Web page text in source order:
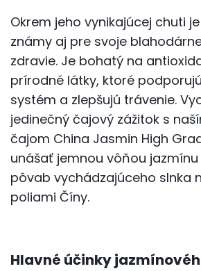
Okrem jeho vynikajúcej chuti
známy aj pre svoje
zdravie. Je bohatý na
prírodné látky, ktoré
systém a zlepšujú trávenie.
jedinečný čajový zážitok s
čajom China Jasmin High
unášať jemnou vôňou
pôvab vychádzajúceho slnka
poliami Číny.
Hlavné účinky